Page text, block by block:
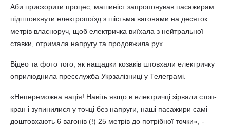
Аби прискорити процес, машиніст запропонував пасажирам
підштовхнути електропоїзд з шістьма вагонами на десяток
метрів власноруч, щоб електричка виїхала з нейтральної
ставки, отримала напругу та продовжила рух.
Відео та фото того, як нащадки козаків штовхали електричку
оприлюднила пресслужба Укрзалізниці у Телеграмі.
«Непереможна нація! Навіть якщо в електричці зірвали стоп-
кран і зупинилися у точці без напруги, наші пасажири самі
доштовхають 6 вагонів (!) 25 метрів до потрібної точки», -